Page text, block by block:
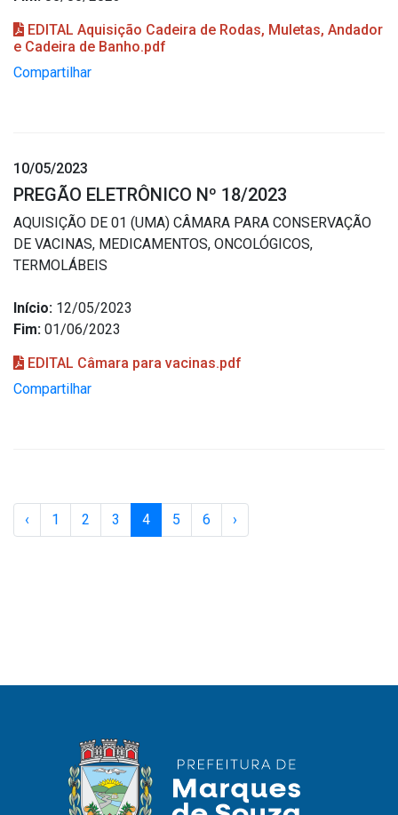
EDITAL Aquisição Cadeira de Rodas, Muletas, Andador
e Cadeira de Banho.pdf
Compartilhar
10/05/2023
PREGÃO ELETRÔNICO Nº 18/2023
AQUISIÇÃO DE 01 (UMA) CÂMARA PARA CONSERVAÇÃO
DE VACINAS, MEDICAMENTOS, ONCOLÓGICOS,
TERMOLÁBEIS
Início: 12/05/2023
Fim: 01/06/2023
EDITAL Câmara para vacinas.pdf
Compartilhar
‹ 1 2 3 4 5 6 ›